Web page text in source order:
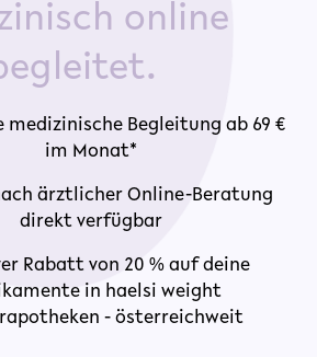
online
Begleitung ab 69 €
im Monat*
ärztlicher Online-Beratung
direkt verfügbar
Rabatt von 20 % auf deine
in haelsi weight
- österreichweit